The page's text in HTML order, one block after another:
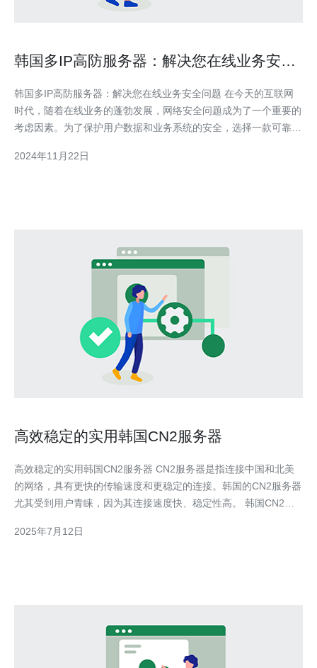
韩国多IP高防服务器：解决您在线业务安全
韩国多IP高防服务器：解决您在线业务安全问题 在今天的互联网
时代，随着在线业务的蓬勃发展，网络安全问题成为了一个重要的
考虑因素。为了保护用户数据和业务系统的安全，选择一款可靠的
可错过的选择。 韩国多IP高防服务器具有强大的网络防护能力，
2024年11月22日
高效稳定的实用韩国CN2服务器
高效稳定的实用韩国CN2服务器 CN2服务器是指连接中国和北美
的网络，具有更快的传输速度和更稳定的连接。韩国的CN2服务器
尤其受到用户青睐，因为其连接速度快、稳定性高。 韩国CN2服
网络连接的用户来说，选择韩国CN2服务器是一个不错的选择。
2025年7月12日